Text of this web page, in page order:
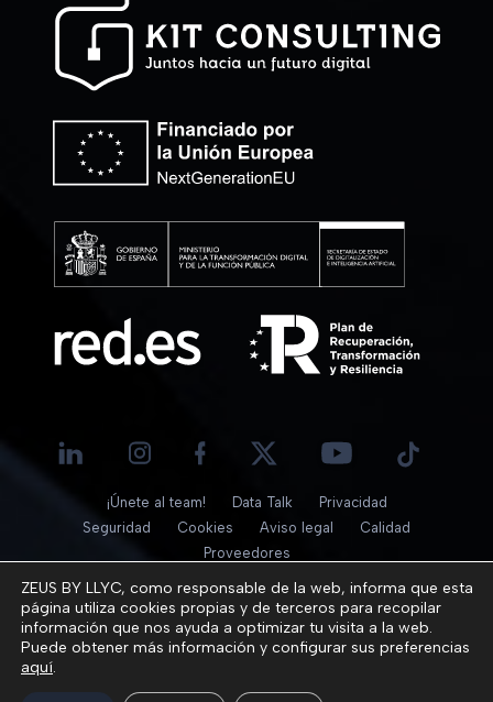
¡Únete al team! Data Talk
Privacidad
Seguridad
Cookies Aviso legal
Calidad
Proveedores
ZEUS BY LLYC, como responsable de la web, informa que esta
página utiliza cookies propias y de terceros para recopilar
información que nos ayuda a optimizar tu visita a la web.
Puede obtener más información y configurar sus preferencias
aquí.